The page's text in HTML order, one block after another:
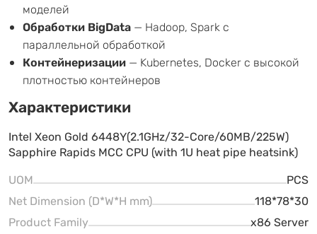
моделей
Обработки BigData — Hadoop, Spark с
параллельной обработкой
Контейнеризации — Kubernetes, Docker с высокой
плотностью контейнеров
Характеристики
Intel Xeon Gold 6448Y(2.1GHz/32-Core/60MB/225W)
Sapphire Rapids MCC CPU (with 1U heat pipe heatsink)
UOM
PCS
Net Dimension (D*W*H mm)
118*78*30
Product Family
x86 Server